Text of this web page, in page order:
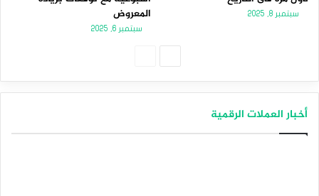
سبتمبر 8, 2025
المعروض
سبتمبر 6, 2025
أخبار العملات الرقمية